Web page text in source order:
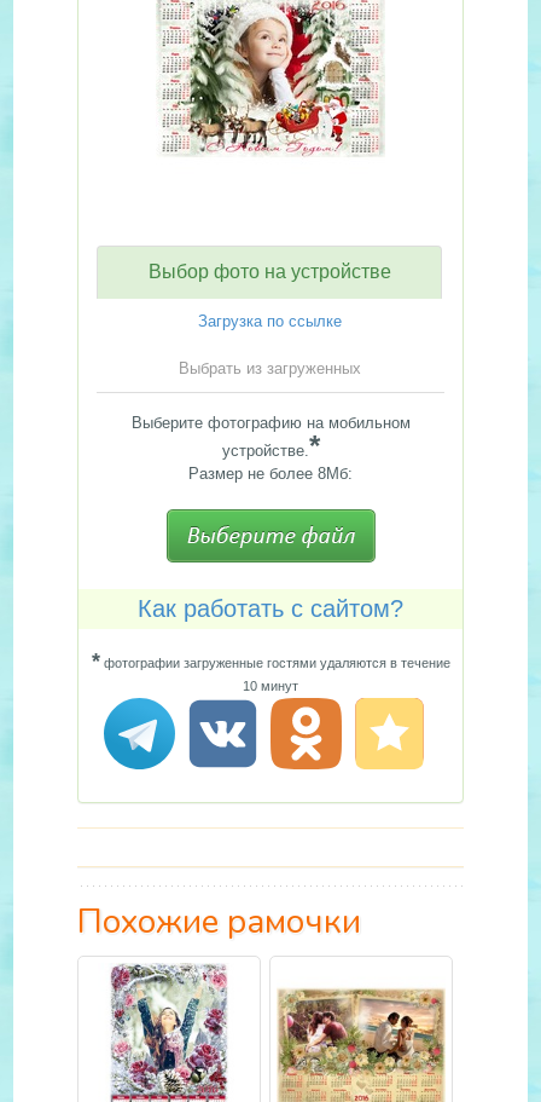
Выбор фото на устройстве
Загрузка по ссылке
Выбрать из загруженных
Выберите фотографию на мобильном
устройстве.*
Размер не более 8Мб:
Как работать с сайтом?
*фотографии загруженные гостями удаляются в течение
10 минут
Похожие рамочки